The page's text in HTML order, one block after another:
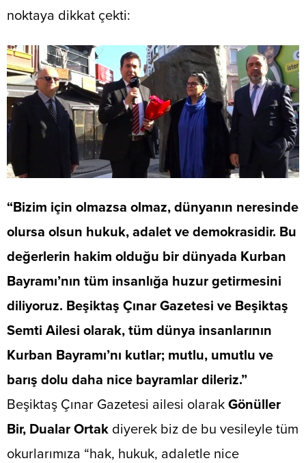
noktaya dikkat çekti:
“Bizim için olmazsa olmaz, dünyanın neresinde
olursa olsun hukuk, adalet ve demokrasidir. Bu
değerlerin hakim olduğu bir dünyada Kurban
Bayramı’nın tüm insanlığa huzur getirmesini
diliyoruz. Beşiktaş Çınar Gazetesi ve Beşiktaş
Semti Ailesi olarak, tüm dünya insanlarının
Kurban Bayramı’nı kutlar; mutlu, umutlu ve
barış dolu daha nice bayramlar dileriz.”
​Beşiktaş Çınar Gazetesi ailesi olarak ​ Gönüller
Bir, Dualar Ortak diyerek biz de bu vesileyle tüm
okurlarımıza “hak, hukuk, adaletle nice